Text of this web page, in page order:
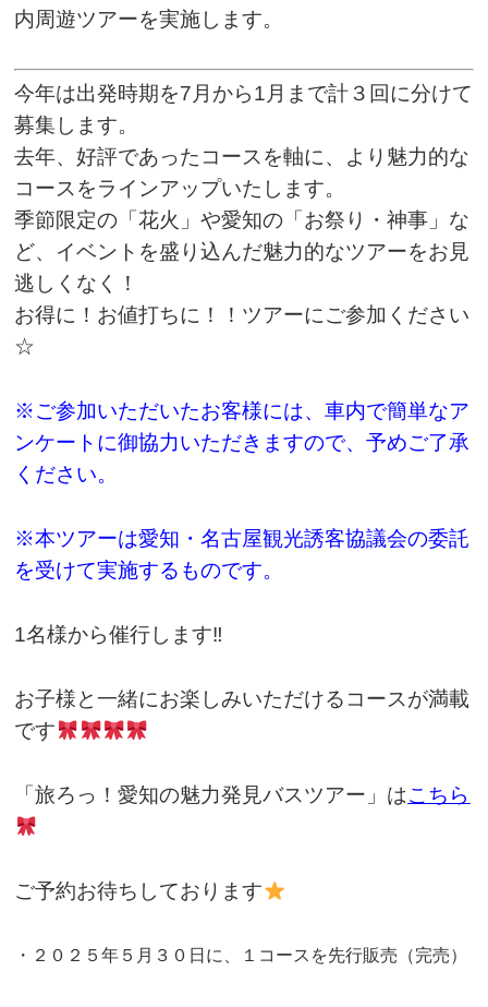
内周遊ツアーを実施します。
今年は出発時期を7月から1月まで計３回に分けて
募集します。
去年、好評であったコースを軸に、より魅力的な
コースをラインアップいたします。
季節限定の「花火」や愛知の「お祭り・神事」な
ど、イベントを盛り込んだ魅力的なツアーをお見
逃しくなく！
お得に！お値打ちに！！ツアーにご参加ください
☆
※ご参加いただいたお客様には、車内で簡単なア
ンケートに御協力いただきますので、予めご了承
ください。
※本ツアーは愛知・名古屋観光誘客協議会の委託
を受けて実施するものです。
1名様から催行します‼
お子様と一緒にお楽しみいただけるコースが満載
です
「旅ろっ！愛知の魅力発見バスツアー」はこちら
ご予約お待ちしております
・２０２５年５月３０日に、１コースを先行販売（完売）